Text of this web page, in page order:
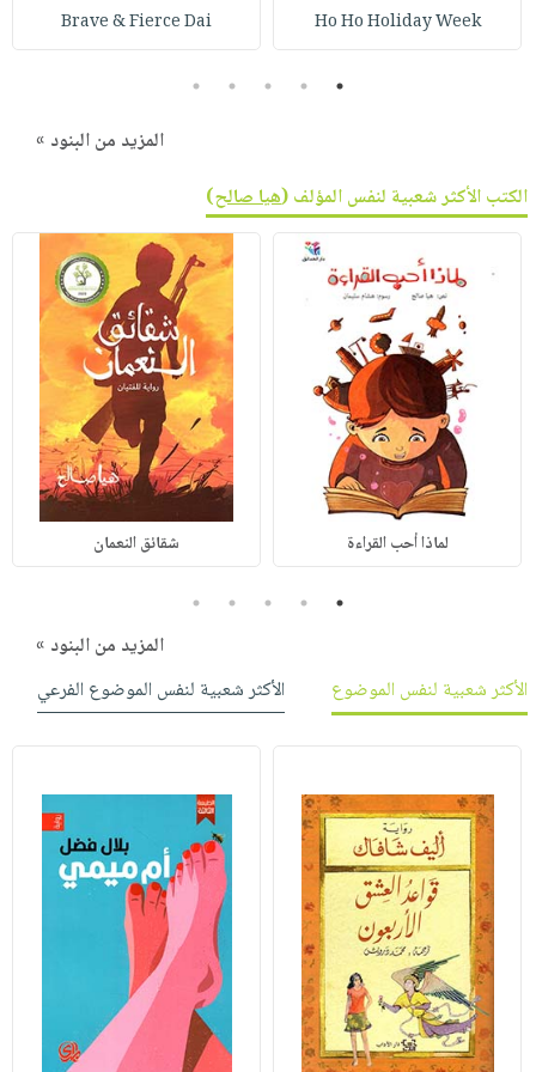
Ho Ho Holiday Week
Brave & Fierce Dai
1
2
3
4
5
المزيد من البنود »
الكتب الأكثر شعبية لنفس المؤلف (هيا صالح)
لماذا أحب القراءة شقائق النعمان
1
2
3
4
5
المزيد من البنود »
الأكثر شعبية لنفس الموضوع
الأكثر شعبية لنفس الموضوع الفرعي